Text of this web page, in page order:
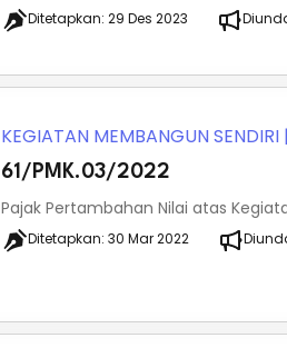
Ditetapkan:29 Des 2023
KEGIATAN MEMBANGUN SENDIRI |
61/PMK.03/2022
Pajak Pertambahan Nilai atas
Ditetapkan:30 Mar 2022